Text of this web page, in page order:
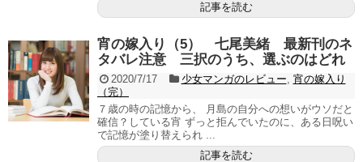
記事を読む
宵の嫁入り（5） 七尾美緒 最新刊のネ
タバレ注意 三択のうち、選ぶのはどれ
2020/7/17 少女マンガのレビュー, 宵の嫁入り
（完）
７歳の時の記憶から、 月島の自分への想いがウソだと
確信？している宵 ずっと拒んでいたのに、ある日呪い
で記憶が塗り替えられ ...
記事を読む